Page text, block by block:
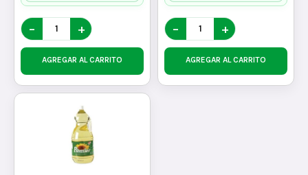
− +
AGREGAR AL CARRITO
− +
AGREGAR AL CARRITO